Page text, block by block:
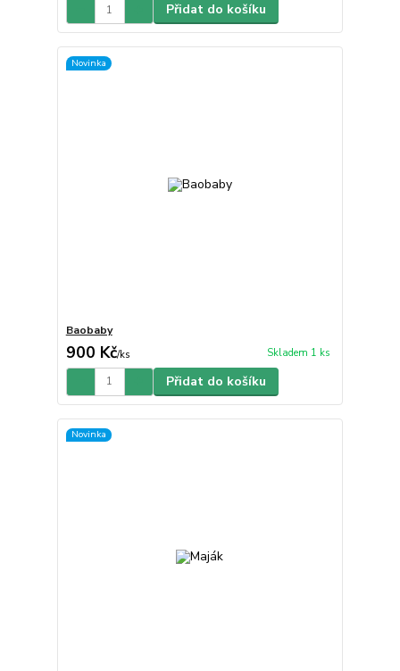
Přidat do košíku
Novinka
Baobaby
900 Kč/ks Skladem 1 ks
Přidat do košíku
Novinka